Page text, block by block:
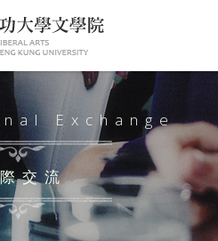
Exchange
交流